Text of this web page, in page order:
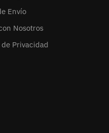
Envío
Nosotros
Privacidad